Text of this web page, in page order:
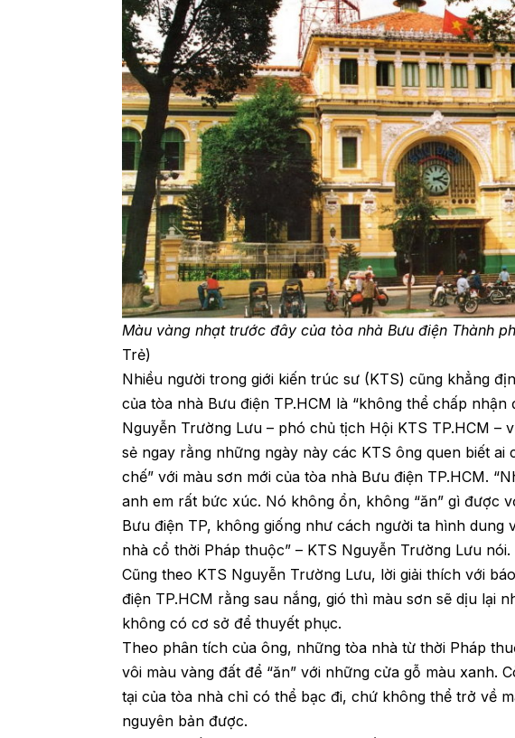
Màu vàng nhạt trước đây của tòa nhà Bưu điện Thành
Trẻ)
Nhiều người trong giới kiến trúc sư (KTS) cũng khẳng
của tòa nhà Bưu điện TP.HCM là “không thể chấp nhận
Nguyễn Trường Lưu – phó chủ tịch Hội KTS TP.HCM –
sẻ ngay rằng những ngày này các KTS ông quen biết ai
chế” với màu sơn mới của tòa nhà Bưu điện TP.HCM.
anh em rất bức xúc. Nó không ổn, không “ăn” gì được
Bưu điện TP, không giống như cách người ta hình dung
nhà cổ thời Pháp thuộc” – KTS Nguyễn Trường Lưu nói.
Cũng theo KTS Nguyễn Trường Lưu, lời giải thích với
điện TP.HCM rằng sau nắng, gió thì màu sơn sẽ dịu lại
không có cơ sở để thuyết phục.
Theo phân tích của ông, những tòa nhà từ thời Pháp
vôi màu vàng đất để “ăn” với những cửa gỗ màu xanh.
tại của tòa nhà chỉ có thể bạc đi, chứ không thể trở về
nguyên bản được.